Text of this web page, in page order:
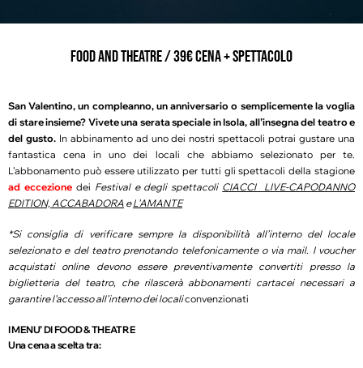
FOOD AND THEATRE / 39€ CENA + SPETTACOLO
San Valentino, un compleanno, un anniversario o semplicemente la voglia
di stare insieme? Vivete una serata speciale in Isola, all’insegna del teatro e
del gusto. In abbinamento ad uno dei nostri spettacoli potrai gustare una
fantastica cena in uno dei locali che abbiamo selezionato per te.
L’abbonamento può essere utilizzato per tutti gli spettacoli della stagione
ad eccezionedei Festival e degli spettacoli CIACCI LIVE-CAPODANNO
EDITION, ACCABADORA eL’AMANTE
*Si consiglia di verificare sempre la disponibilità all’interno del locale
selezionato e del teatro prenotando telefonicamente o via mail. I voucher
acquistati online devono essere preventivamente convertiti presso la
biglietteria del teatro, che rilascerà abbonamenti cartacei necessari a
garantire l’accesso all’interno dei localiconvenzionati
IMENU’ DI FOOD & THEATRE
Una cena a scelta tra: